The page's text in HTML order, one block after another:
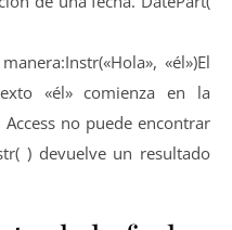
«él»)El
«él» comienza en la
no puede encontrar
) devuelve un resultado